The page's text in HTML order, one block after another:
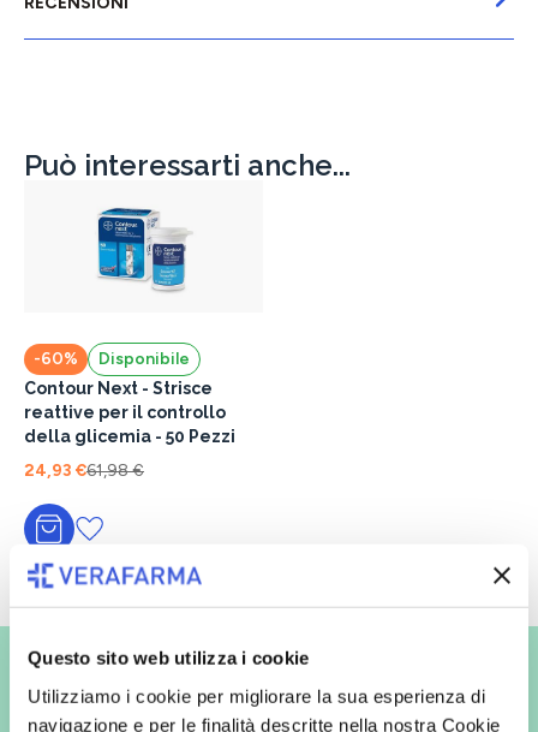
Questo sito web utilizza i cookie
Utilizziamo i cookie per migliorare la sua esperienza di
navigazione e per le finalità descritte nella nostra Cookie
Può interessarti anche...
-60% Disponibile
Contour Next - Strisce
reattive per il controllo
della glicemia - 50 Pezzi
24,93 €61,98 €
Aggiungi al carrello
Vuoi ricevere le offerte prima
degli altri?